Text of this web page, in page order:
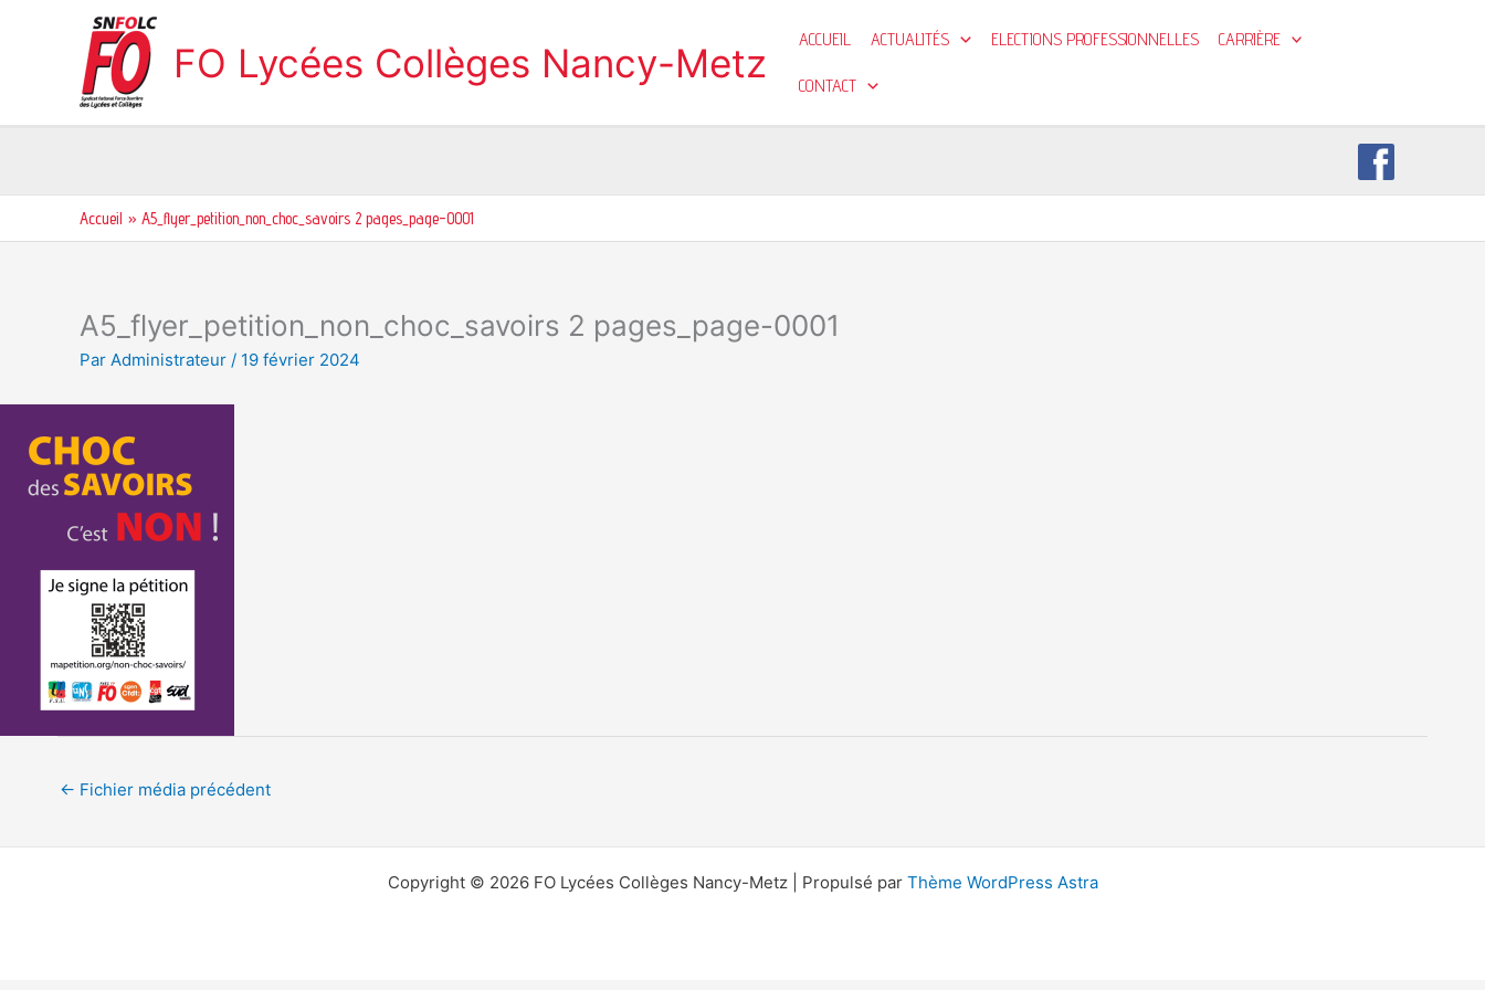
FO Lycées Collèges Nancy-Metz
ACCUEIL ACTUALITÉS ELECTIONS PROFESSIONNELLES CARRIÈRE
CONTACT
Accueil A5_flyer_petition_non_choc_savoirs 2 pages_page-0001
A5_flyer_petition_non_choc_savoirs 2 pages_page-0001
Par Administrateur / 19 février 2024
← Fichier média précédent
Copyright © 2026 FO Lycées Collèges Nancy-Metz | Propulsé par Thème WordPress Astra